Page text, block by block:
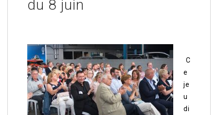
du 8 juin
C
e
je
u
di